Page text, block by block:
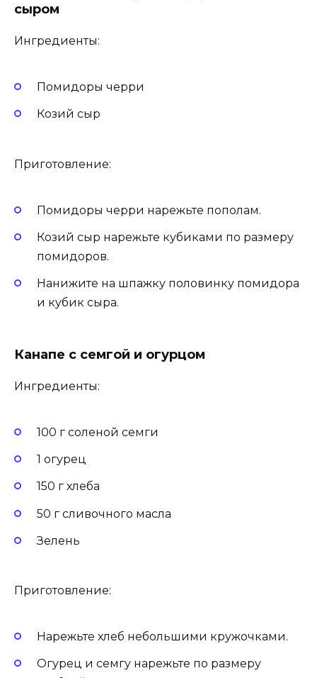
сыром
Ингредиенты:
Помидоры черри
Козий сыр
Приготовление:
Помидоры черри нарежьте пополам.
Козий сыр нарежьте кубиками по размеру
помидоров.
Нанижите на шпажку половинку помидора
и кубик сыра.
Канапе с семгой и огурцом
Ингредиенты:
100 г соленой семги
1 огурец
150 г хлеба
50 г сливочного масла
Зелень
Приготовление:
Нарежьте хлеб небольшими кружочками.
Огурец и семгу нарежьте по размеру